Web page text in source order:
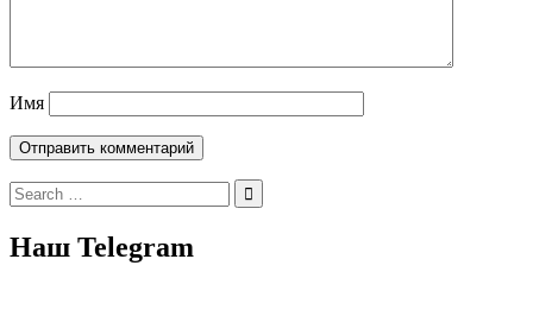
Имя
Search
for:
Наш Telegram